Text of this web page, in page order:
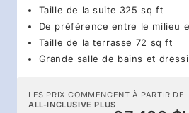
Taille de la suite 325 sq ft
De préférence entre le milieu
Taille de la terrasse 72 sq ft
Grande salle de bains et
LES PRIX COMMENCENT À PARTIR DE
ALL-INCLUSIVE PLUS